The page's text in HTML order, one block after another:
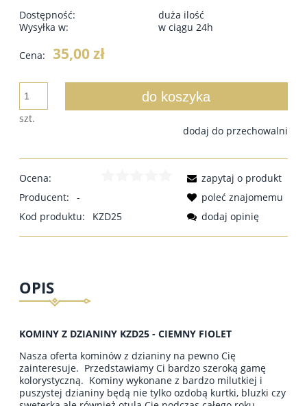
Dostępność:
duża ilość
Wysyłka w:
w ciągu 24h
Cena: 35,00 zł
szt.
do koszyka
dodaj do przechowalni
Ocena:
Producent:
-
Kod produktu:
KZD25
zapytaj o produkt
poleć znajomemu
dodaj opinię
OPIS
KOMINY Z DZIANINY KZD25 - CIEMNY FIOLET
Nasza oferta kominów z dzianiny na pewno Cię
zainteresuje. Przedstawiamy Ci bardzo szeroką gamę
kolorystyczną. Kominy wykonane z bardzo milutkiej i
puszystej dzianiny będą nie tylko ozdobą kurtki, bluzki czy